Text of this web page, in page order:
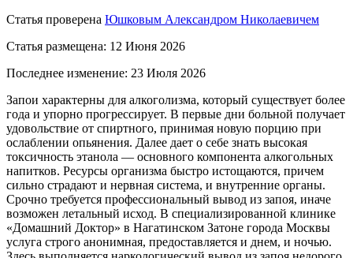
Статья проверена Юшковым Александром Николаевичем
Статья размещена: 12 Июня 2026
Последнее изменение: 23 Июля 2026
Запои характерны для алкоголизма, который существует более
года и упорно прогрессирует. В первые дни больной получает
удовольствие от спиртного, принимая новую порцию при
ослаблении опьянения. Далее дает о себе знать высокая
токсичность этанола — основного компонента алкогольных
напитков. Ресурсы организма быстро истощаются, причем
сильно страдают и нервная система, и внутренние органы.
Срочно требуется профессиональный вывод из запоя, иначе
возможен летальный исход. В специализированной клинике
«Домашний Доктор» в Нагатинском Затоне города Москвы
услуга строго анонимная, предоставляется и днем, и ночью.